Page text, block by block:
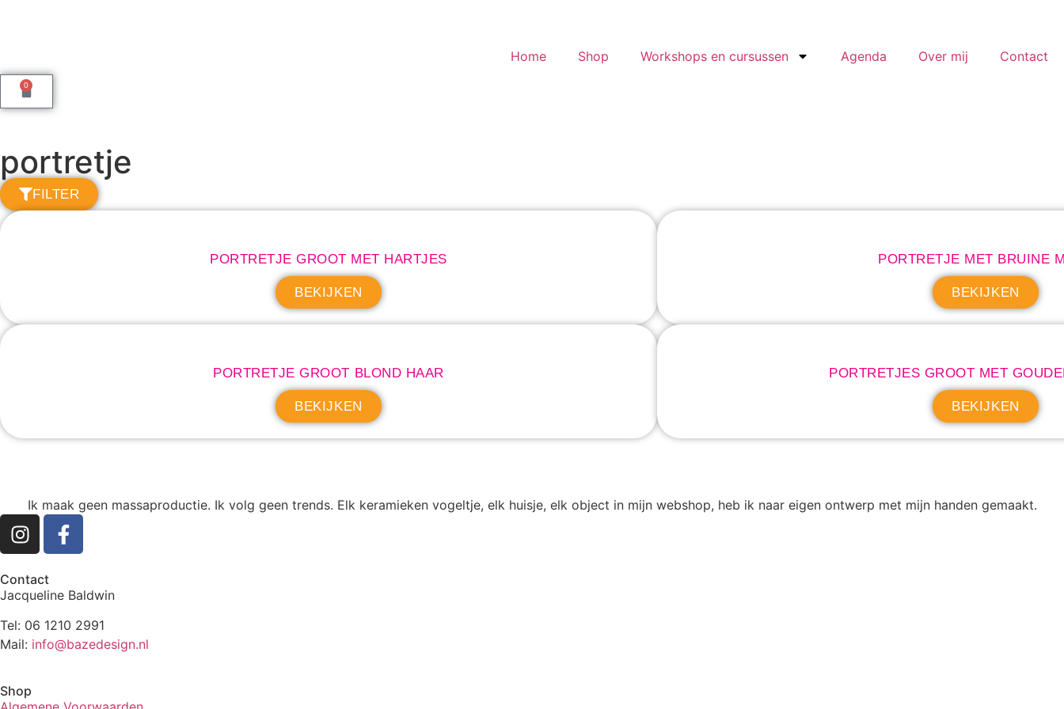
Home Shop Workshops en cursussen Agenda Over mij Contact
0
portretje
FILTER
PORTRETJE GROOT MET HARTJES
BEKIJKEN
PORTRETJE MET BRUINE
BEKIJKEN
PORTRETJE GROOT BLOND HAAR
BEKIJKEN
PORTRETJES GROOT MET
BEKIJKEN
Ik maak geen massaproductie. Ik volg geen trends. Elk keramieken vogeltje, elk huisje, elk object in mijn webshop, heb ik naar eigen ontwerp met mijn handen gemaakt.
Contact
Jacqueline Baldwin
Tel: 06 1210 2991
Mail: info@bazedesign.nl
Shop